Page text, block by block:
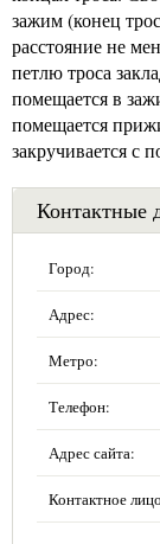
зажим (конец
расстояние не
петлю троса
помещается в
помещается
закручивается с
Контактные
Город:
Адрес:
Метро:
Телефон:
Адрес сайта:
Контактное